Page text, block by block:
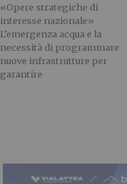
«Opere strategiche di
interesse nazionale»
L’emergenza acqua e la
necessità di programmare
nuove infrastrutture per
garantire